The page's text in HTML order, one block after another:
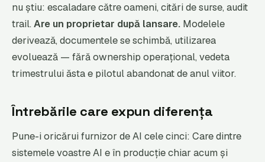
nu știu: escaladare către oameni, citări de surse, audit
trail.Are un proprietar după lansare. Modelele
derivează, documentele se schimbă, utilizarea
evoluează — fără ownership operațional, vedeta
trimestrului ăsta e pilotul abandonat de anul viitor.
Întrebările care expun diferența
Pune-i oricărui furnizor de AI cele cinci: Care dintre
sistemele voastre AI e în producție chiar acum și